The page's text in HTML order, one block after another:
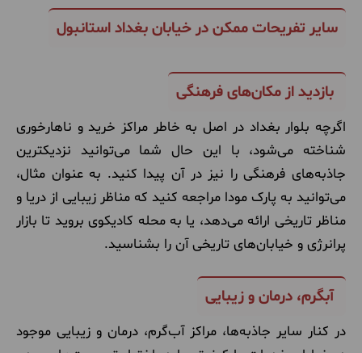
سایر تفریحات ممکن در خیابان بغداد استانبول
بازدید از مکان‌های فرهنگی
اگرچه بلوار بغداد در اصل به خاطر مراکز خرید و ناهارخوری
شناخته می‌شود، با این حال شما می‌توانید نزدیکترین
جاذبه‌های فرهنگی را نیز در آن پیدا کنید. به عنوان مثال،
می‌توانید به پارک مودا مراجعه کنید که مناظر زیبایی از دریا و
مناظر تاریخی ارائه می‌دهد، یا به محله کادیکوی بروید تا بازار
پرانرژی و خیابان‌های تاریخی آن را بشناسید.
آبگرم، درمان و زیبایی
در کنار سایر جاذبه‌ها، مراکز آب‌گرم، درمان و زیبایی موجود